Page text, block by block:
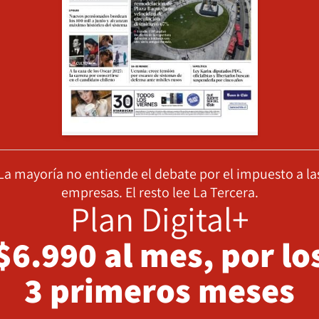
mayoría no entiende el debate por el impuesto a
empresas. El resto lee La Tercera.
Plan Digital+
al mes, por
3 primeros meses